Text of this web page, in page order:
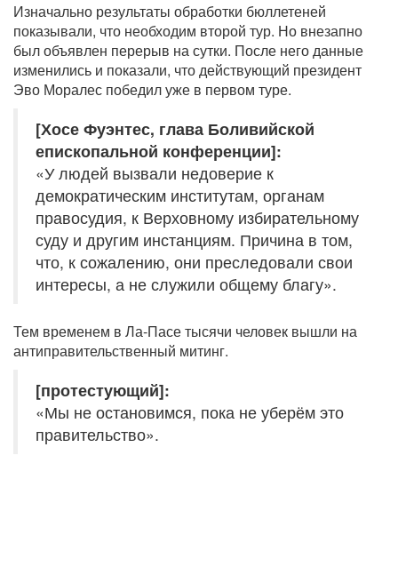
Изначально результаты обработки бюллетеней
показывали, что необходим второй тур. Но внезапно
был объявлен перерыв на сутки. После него данные
изменились и показали, что действующий президент
Эво Моралес победил уже в первом туре.
[Хосе Фуэнтес, глава Боливийской
епископальной конференции]:
«У людей вызвали недоверие к
демократическим институтам, органам
правосудия, к Верховному избирательному
суду и другим инстанциям. Причина в том,
что, к сожалению, они преследовали свои
интересы, а не служили общему благу».
Тем временем в Ла-Пасе тысячи человек вышли на
антиправительственный митинг.
[протестующий]:
«Мы не остановимся, пока не уберём это
правительство».